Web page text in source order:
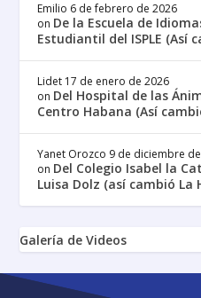
Emilio 6 de febrero de 2026
on De la Escuela de
Estudiantil del ISPLE (Así
Lidet 17 de enero de 2026
on Del Hospital de las
Centro Habana (Así
Yanet Orozco 9 de diciembre
on Del Colegio Isabel la
Luisa Dolz (así cambió La
Galería de Videos